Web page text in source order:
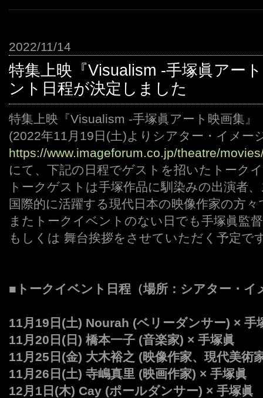
2022/11/14
特集上映『Visualism -手塚眞アー
ント日程が決定しました
特集上映『Visualism -手塚眞アート映画集』
(2022年11月19日(土)よりシアター・イメー
https://www.imageforum.co.jp/theatre/
にて、下記の日程でゲストを招いたトーク
トークゲストは手塚作品に馴染みの出演者
国際的に活躍する現代日本の映像作家の方々
またトークイベントのない日でも手塚眞監
もしくは 舞台挨拶をさせていただく予定で
■トークイベント日程（場所：シアター・イ
11月19日(土) Nourah (ベリーダンサー) × 手
11月20日(日) 橋本一子 (音楽家) × 手塚眞
11月25日(金) 大木裕之 (映像作家、現代美術
11月26日(土) 寺嶋真里 (映画作家) × 手塚眞
12月1日(木) Cay (ポールダンサー) × 手塚眞